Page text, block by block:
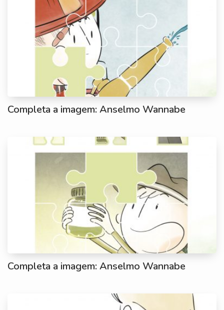
Completa a imagem: Anselmo Wannabe
Completa a imagem: Anselmo Wannabe